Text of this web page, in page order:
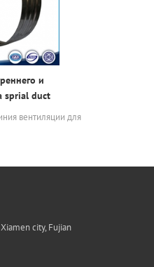
и
sprial duct
вентиляции для
city, Fujian